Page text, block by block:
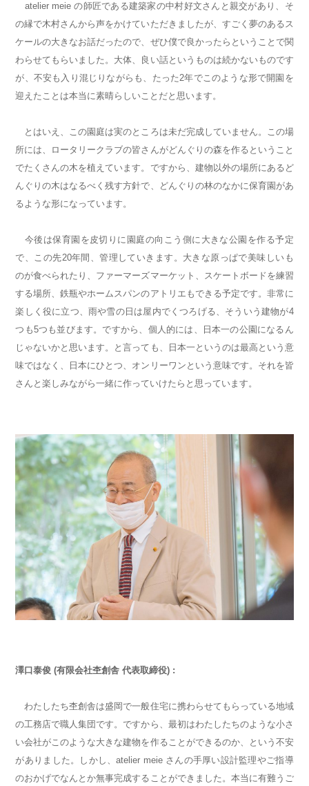
atelier meie の師匠である建築家の中村好文さんと親交があり、そ
の縁で木村さんから声をかけていただきましたが、すごく夢のあるス
ケールの大きなお話だったので、ぜひ僕で良かったらということで関
わらせてもらいました。大体、良い話というものは続かないものです
が、不安も入り混じりながらも、たった2年でこのような形で開園を
迎えたことは本当に素晴らしいことだと思います。
とはいえ、この園庭は実のところは未だ完成していません。この場
所には、ロータリークラブの皆さんがどんぐりの森を作るということ
でたくさんの木を植えています。ですから、建物以外の場所にあるど
んぐりの木はなるべく残す方針で、どんぐりの林のなかに保育園があ
るような形になっています。
今後は保育園を皮切りに園庭の向こう側に大きな公園を作る予定
で、この先20年間、管理していきます。大きな原っぱで美味しいも
のが食べられたり、ファーマーズマーケット、スケートボードを練習
する場所、鉄瓶やホームスパンのアトリエもできる予定です。非常に
楽しく役に立つ、雨や雪の日は屋内でくつろげる、そういう建物が4
つも5つも並びます。ですから、個人的には、日本一の公園になるん
じゃないかと思います。と言っても、日本一というのは最高という意
味ではなく、日本にひとつ、オンリーワンという意味です。それを皆
さんと楽しみながら一緒に作っていけたらと思っています。
澤口泰俊 (有限会社杢創舎 代表取締役) :
わたしたち杢創舎は盛岡で一般住宅に携わらせてもらっている地域
の工務店で職人集団です。ですから、最初はわたしたちのような小さ
い会社がこのような大きな建物を作ることができるのか、という不安
がありました。しかし、atelier meie さんの手厚い設計監理やご指導
のおかげでなんとか無事完成することができました。本当に有難うご